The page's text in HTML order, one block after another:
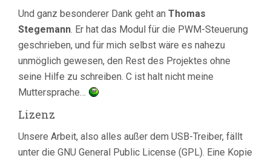
Und ganz besonderer Dank geht an Thomas
Stegemann. Er hat das Modul für die PWM-Steuerung
geschrieben, und für mich selbst wäre es nahezu
unmöglich gewesen, den Rest des Projektes ohne
seine Hilfe zu schreiben. C ist halt nicht meine
Muttersprache…
Lizenz
Unsere Arbeit, also alles außer dem USB-Treiber, fällt
unter die GNU General Public License (GPL). Eine Kopie